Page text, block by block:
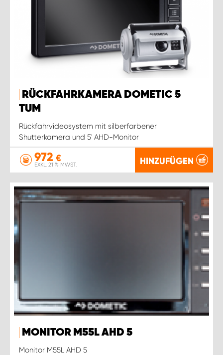
RÜCKFAHRKAMERA DOMETIC 5
TUM
Rückfahrvideosystem mit silberfarbener
Shutterkamera und 5' AHD-Monitor
972 €
EXKL. 21 % MWST. HINZUFÜGEN
MONITOR M55L AHD 5
Monitor M55L AHD 5